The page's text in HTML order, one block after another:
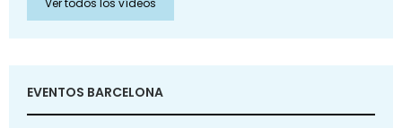
Ver todos los vídeos
EVENTOS BARCELONA